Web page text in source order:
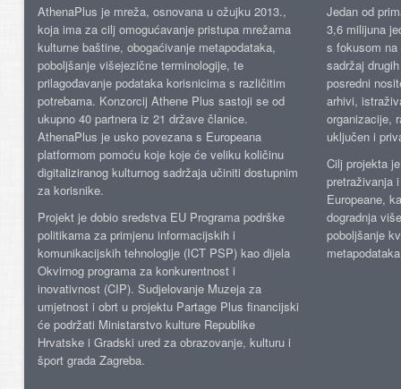
AthenaPlus je mreža, osnovana u ožujku 2013.,
koja ima za cilj omogućavanje pristupa mrežama
kulturne baštine, obogaćivanje metapodataka,
poboljšanje višejezične terminologije, te
prilagođavanje podataka korisnicima s različitim
potrebama. Konzorcij Athene Plus sastoji se od
ukupno 40 partnera iz 21 države članice.
AthenaPlus je usko povezana s Europeana
platformom pomoću koje koje će veliku količinu
digitaliziranog kulturnog sadržaja učiniti dostupnim
za korisnike.
Projekt je dobio sredstva EU Programa podrške
politikama za primjenu informacijskih i
komunikacijskih tehnologije (ICT PSP) kao dijela
Okvirnog programa za konkurentnost i
inovativnost (CIP). Sudjelovanje Muzeja za
umjetnost i obrt u projektu Partage Plus financijski
će podržati Ministarstvo kulture Republike
Hrvatske i Gradski ured za obrazovanje, kulturu i
šport grada Zagreba.
Jedan od
3,6 milijuna
s fokusom
sadržaj
posredni
arhivi,
organizacije,
uključen i
Cilj projekta
pretraživanja
Europeane,
dogradnja
poboljšanje